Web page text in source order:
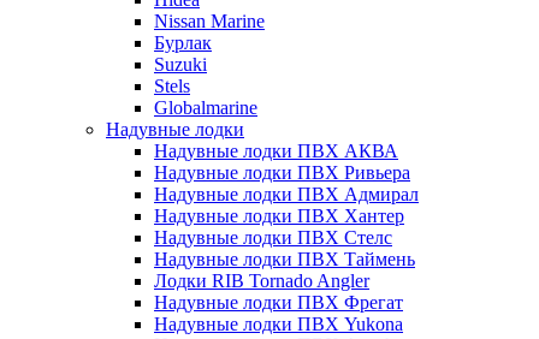
Nissan Marine
Бурлак
Suzuki
Stels
Globalmarine
Надувные лодки
Надувные лодки ПВХ АКВА
Надувные лодки ПВХ Ривьера
Надувные лодки ПВХ Адмирал
Надувные лодки ПВХ Хантер
Надувные лодки ПВХ Стелс
Надувные лодки ПВХ Таймень
Лодки RIB Tornado Angler
Надувные лодки ПВХ Фрегат
Надувные лодки ПВХ Yukona